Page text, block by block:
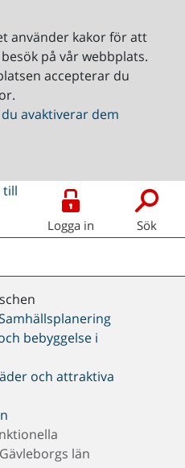
använder kakor för att
på vår webbplats.
accepterar du
avaktiverar dem
Logga in Sök
bebyggelse i
och attraktiva
län